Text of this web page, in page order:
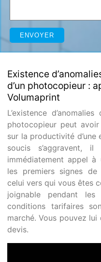
Existence
d’un photocopieur :
Volumaprint
L’existence
photocopieur peut
sur la productivité d’une
soucis s’aggravent,
immédiatement appel à
les premiers signes de
celui vers qui vous êtes
joignable pendant
conditions tarifaires
marché. Vous pouvez
devis.